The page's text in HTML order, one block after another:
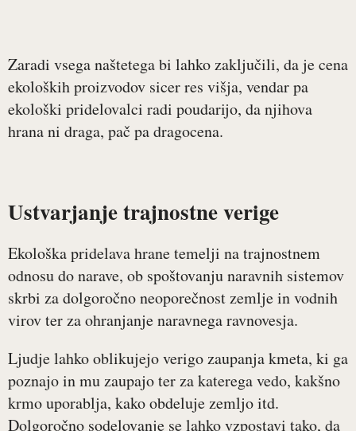
Zaradi vsega naštetega bi lahko zaključili, da je cena
ekoloških proizvodov sicer res višja, vendar pa
ekološki pridelovalci radi poudarijo, da njihova
hrana ni draga, pač pa dragocena.
Ustvarjanje trajnostne verige
Ekološka pridelava hrane temelji na trajnostnem
odnosu do narave, ob spoštovanju naravnih sistemov
skrbi za dolgoročno neoporečnost zemlje in vodnih
virov ter za ohranjanje naravnega ravnovesja.
Ljudje lahko oblikujejo verigo zaupanja kmeta, ki ga
poznajo in mu zaupajo ter za katerega vedo, kakšno
krmo uporablja, kako obdeluje zemljo itd.
Dolgoročno sodelovanje se lahko vzpostavi tako, da